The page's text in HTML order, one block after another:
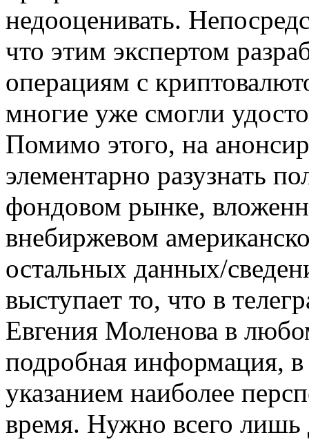
недооценивать.
что этим экспертом
операциям с
многие уже смогли
Помимо этого, на
элементарно разузнать
фондовом рынке,
внебиржевом
остальных данных/
выступает то, что в
Евгения Моленова в
подробная информация,
указанием наиболее
время. Нужно всего лишь